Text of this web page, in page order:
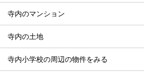
寺内のマンション
寺内の土地
寺内小学校の周辺の物件をみる